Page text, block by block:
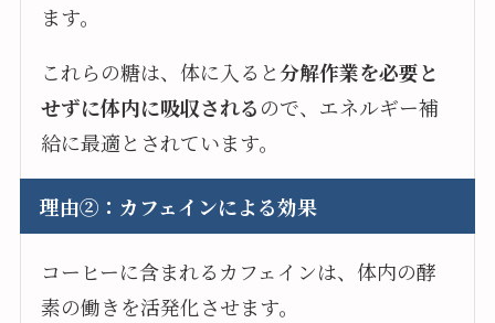
ます。
これらの糖は、体に入ると分解作業を必要と
せずに体内に吸収されるので、エネルギー補
給に最適とされています。
理由②：カフェインによる効果
コーヒーに含まれるカフェインは、体内の酵
素の働きを活発化させます。